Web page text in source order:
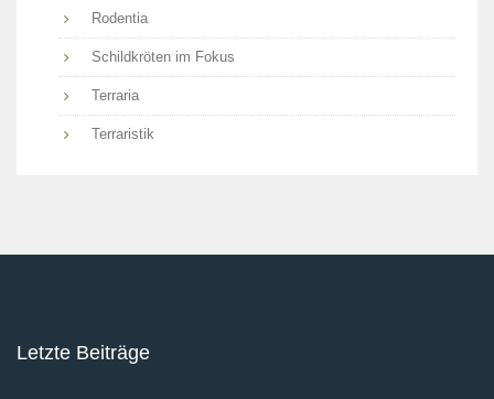
Rodentia
Schildkröten im Fokus
Terraria
Terraristik
Letzte Beiträge